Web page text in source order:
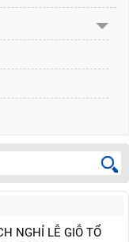
NGHỈ LỄ GIỖ TỔ